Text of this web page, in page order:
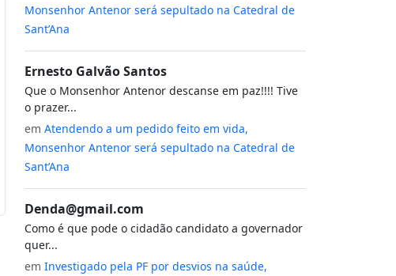
Monsenhor Antenor será sepultado na Catedral de
Sant’Ana
Ernesto Galvão Santos
Que o Monsenhor Antenor descanse em paz!!!! Tive
o prazer...
em Atendendo a um pedido feito em vida,
Monsenhor Antenor será sepultado na Catedral de
Sant’Ana
Denda@gmail.com
Como é que pode o cidadão candidato a governador
quer...
em Investigado pela PF por desvios na saúde,